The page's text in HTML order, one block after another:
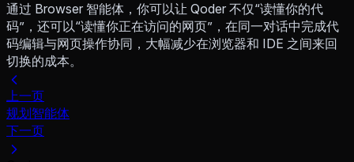
通过 Browser 智能体，你可以让 Qoder 不仅“读懂你的代
码”，还可以“读懂你正在访问的网页”，在同一对话中完成代
码编辑与网页操作协同，大幅减少在浏览器和 IDE 之间来回
切换的成本。
上一页
规划智能体
下一页